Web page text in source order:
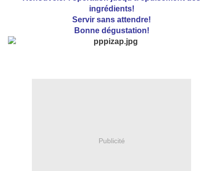
ingrédients!
Servir sans attendre!
Bonne dégustation!
Publicité